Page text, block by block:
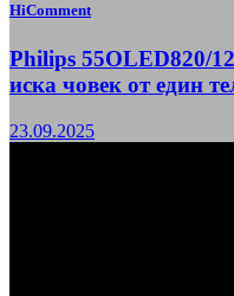
HiComment
Philips 55OLED820/
иска човек от един
23.09.2025